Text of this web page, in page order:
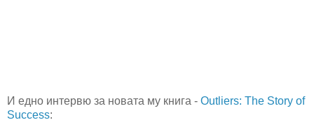
И едно интервю за новата му книга - Outliers: The Story of
Success: